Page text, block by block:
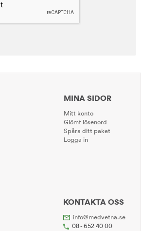
MINA SIDOR
Mitt konto
Glömt lösenord
Spåra ditt paket
Logga in
KONTAKTA OSS
info@medvetna.se
08 - 652 40 00